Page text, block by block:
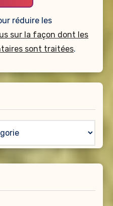
réduire les
sur la façon dont les
sont traitées.